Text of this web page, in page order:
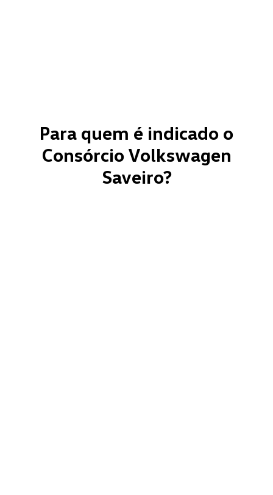
Para quem é indicado o
Consórcio Volkswagen
Saveiro?